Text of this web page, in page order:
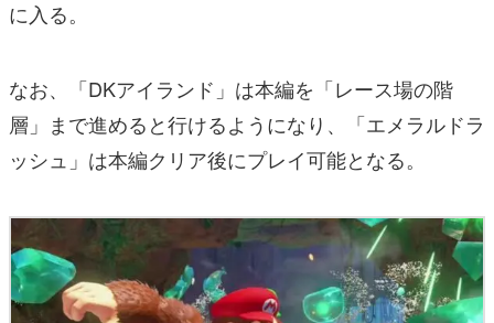
に入る。
なお、「DKアイランド」は本編を「レース場の階
層」まで進めると行けるようになり、「エメラルドラ
ッシュ」は本編クリア後にプレイ可能となる。